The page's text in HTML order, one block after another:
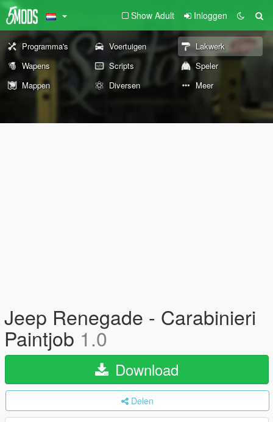
Show Adult Inloggen
Programma's Voertuigen
Lakwerk
Wapens
Scripts
Speler
Mappen
Diversen Meer
Jeep Renegade - Carabinieri
Paintjob 1.0
Download
Delen